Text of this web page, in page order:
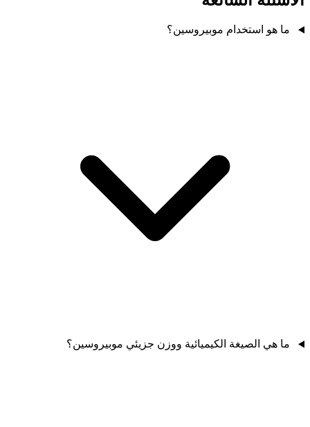
ما هو استخدام موبيروسين؟
ما هي الصيغة الكيميائية ووزن جزيئي موبيروسين؟